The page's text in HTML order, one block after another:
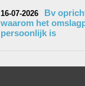
16-07-2026
Bv
waarom het
persoonlijk is